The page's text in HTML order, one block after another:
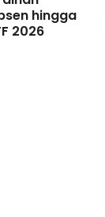
hingga
2026